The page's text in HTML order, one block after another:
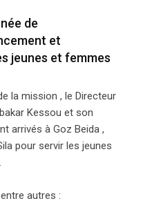
de
et
jeunes et femmes
la mission , le Directeur
Kessou et son
arrivés à Goz Beida ,
pour servir les jeunes
autres :